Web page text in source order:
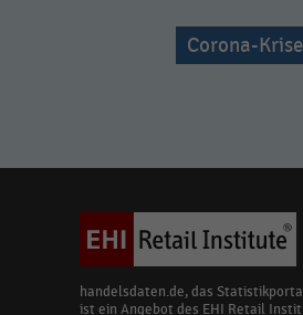
Corona-Krise
handelsdaten.de, das
ist ein Angebot des EHI Retail